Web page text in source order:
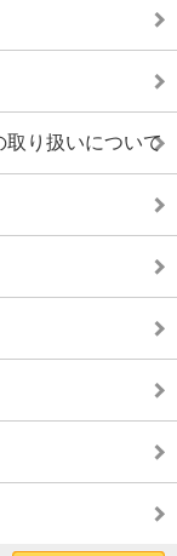
取り扱いについて